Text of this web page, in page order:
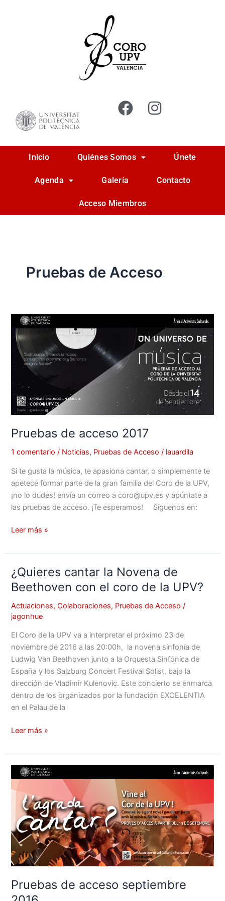
Inicio Quiénes Somos Únete
Agenda Galería Contacto
Acceso Miembros
Pruebas de Acceso
Pruebas de acceso 2017
1 comentario / Noticias, Pruebas de Acceso / lauardila
Si te gusta la música, te apasiona cantar, o simplemente te
apetece formar parte de la gran familia del Coro de la UPV,
¡no lo dudes! envía un correo a coro@upv.es y apúntate a
las pruebas de acceso. ¡Te esperamos! Síguenos en:
Pruebas
de
acceso
2017
Leer más »
¿Quieres cantar la Novena de
Beethoven con el coro de la UPV?
Actuaciones,Colaboraciones, Pruebas de Acceso /
jagonhue
El Coro de la UPV va a interpretar el próximo 23 de
noviembre de 2016 a las 20:00h, la novena sinfonía de
Ludwig Van Beethoven junto a la Orquesta Sinfónica de
España y los Salzburg Concert Festival Solist, bajo la
dirección de Vladimir Kulenovic. Este concierto se enmarca
dentro de los organizados por la fundación EXCELENTIA
en el Palau de la
¿Quieres
cantar
la
Novena
de
Beethoven
el
coro
de
la
UPV?
Leer más »
Pruebas de acceso septiembre
Pruebas
de
acceso
septiembre
2016